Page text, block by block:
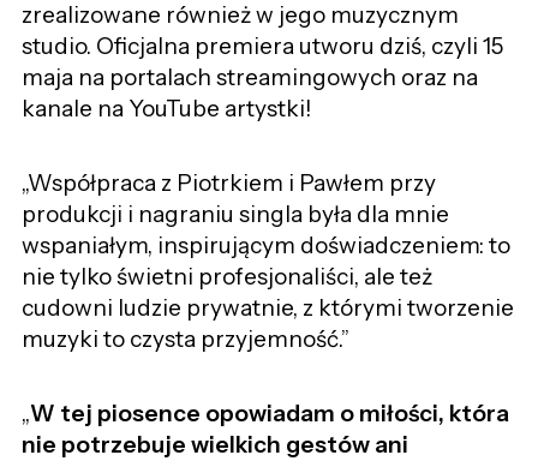
zrealizowane również w jego muzycznym
studio. Oficjalna premiera utworu dziś, czyli 15
maja na portalach streamingowych oraz na
kanale na YouTube artystki!
,,Współpraca z Piotrkiem i Pawłem przy
produkcji i nagraniu singla była dla mnie
wspaniałym, inspirującym doświadczeniem: to
nie tylko świetni profesjonaliści, ale też
cudowni ludzie prywatnie, z którymi tworzenie
muzyki to czysta przyjemność.”
,,W tej piosence opowiadam o miłości, która
nie potrzebuje wielkich gestów ani